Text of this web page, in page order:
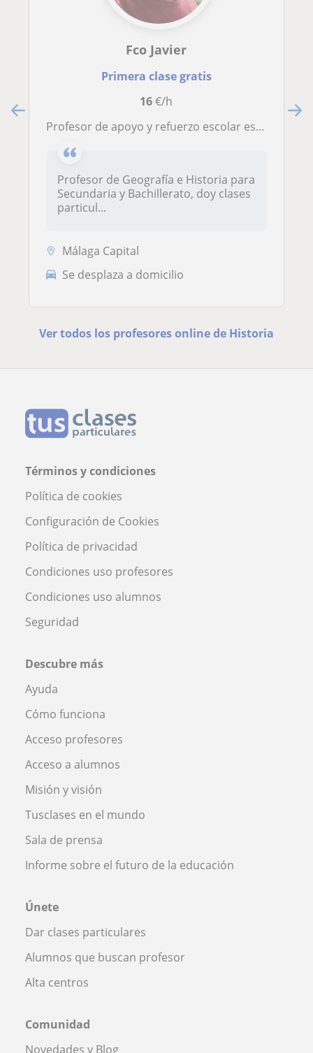
Fco Javier
Primera clase gratis
16€/h
Profesor de apoyo y refuerzo escolar especializado en Geografía, Historia e Historia del Arte
Profesor de Geografía e Historia para
Secundaria y Bachillerato, doy clases
particul...
Málaga Capital
Se desplaza a domicilio
Ver todos los profesores online de Historia
Términos y condiciones
Política de cookies
Configuración de Cookies
Política de privacidad
Condiciones uso profesores
Condiciones uso alumnos
Seguridad
Descubre más
Ayuda
Cómo funciona
Acceso profesores
Acceso a alumnos
Misión y visión
Tusclases en el mundo
Sala de prensa
Informe sobre el futuro de la educación
Únete
Dar clases particulares
Alumnos que buscan profesor
Alta centros
Comunidad
Novedades y Blog